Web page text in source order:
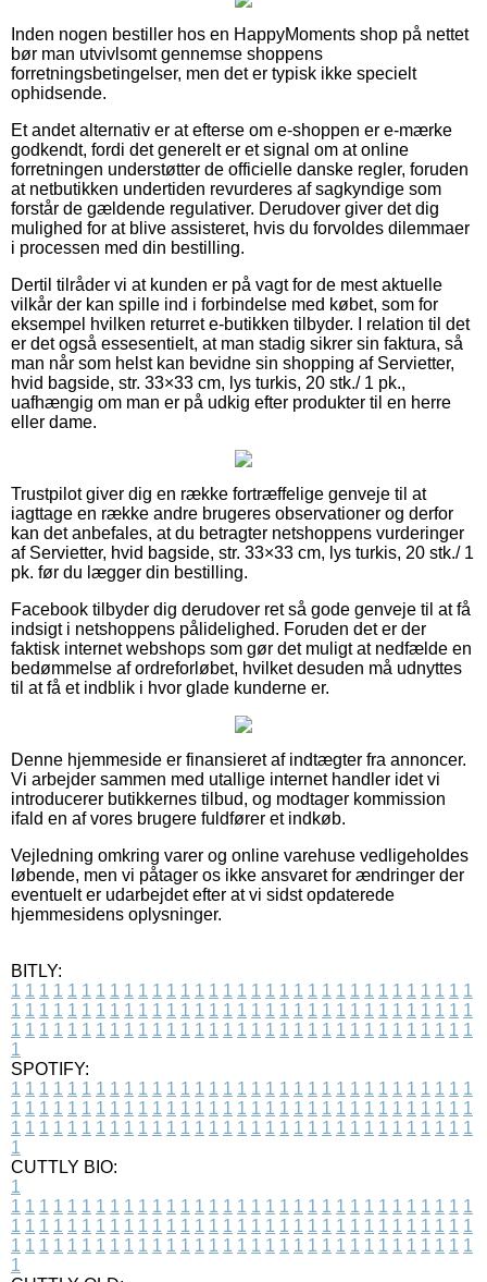
Inden nogen bestiller hos en HappyMoments shop på nettet
bør man utvivlsomt gennemse shoppens
forretningsbetingelser, men det er typisk ikke specielt
ophidsende.
Et andet alternativ er at efterse om e-shoppen er e-mærke
godkendt, fordi det generelt er et signal om at online
forretningen understøtter de officielle danske regler, foruden
at netbutikken undertiden revurderes af sagkyndige som
forstår de gældende regulativer. Derudover giver det dig
mulighed for at blive assisteret, hvis du forvoldes dilemmaer
i processen med din bestilling.
Dertil tilråder vi at kunden er på vagt for de mest aktuelle
vilkår der kan spille ind i forbindelse med købet, som for
eksempel hvilken returret e-butikken tilbyder. I relation til det
er det også essesentielt, at man stadig sikrer sin faktura, så
man når som helst kan bevidne sin shopping af Servietter,
hvid bagside, str. 33×33 cm, lys turkis, 20 stk./ 1 pk.,
uafhængig om man er på udkig efter produkter til en herre
eller dame.
Trustpilot giver dig en række fortræffelige genveje til at
iagttage en række andre brugeres observationer og derfor
kan det anbefales, at du betragter netshoppens vurderinger
af Servietter, hvid bagside, str. 33×33 cm, lys turkis, 20 stk./ 1
pk. før du lægger din bestilling.
Facebook tilbyder dig derudover ret så gode genveje til at få
indsigt i netshoppens pålidelighed. Foruden det er der
faktisk internet webshops som gør det muligt at nedfælde en
bedømmelse af ordreforløbet, hvilket desuden må udnyttes
til at få et indblik i hvor glade kunderne er.
Denne hjemmeside er finansieret af indtægter fra annoncer.
Vi arbejder sammen med utallige internet handler idet vi
introducerer butikkernes tilbud, og modtager kommission
ifald en af vores brugere fuldfører et indkøb.
Vejledning omkring varer og online varehuse vedligeholdes
løbende, men vi påtager os ikke ansvaret for ændringer der
eventuelt er udarbejdet efter at vi sidst opdaterede
hjemmesidens oplysninger.
BITLY:
1 1 1 1 1 1 1 1 1 1 1 1 1 1 1 1 1 1 1 1 1 1 1 1 1 1 1 1 1 1 1 1 1
1 1 1 1 1 1 1 1 1 1 1 1 1 1 1 1 1 1 1 1 1 1 1 1 1 1 1 1 1 1 1 1 1
1 1 1 1 1 1 1 1 1 1 1 1 1 1 1 1 1 1 1 1 1 1 1 1 1 1 1 1 1 1 1 1 1
1
SPOTIFY:
1 1 1 1 1 1 1 1 1 1 1 1 1 1 1 1 1 1 1 1 1 1 1 1 1 1 1 1 1 1 1 1 1
1 1 1 1 1 1 1 1 1 1 1 1 1 1 1 1 1 1 1 1 1 1 1 1 1 1 1 1 1 1 1 1 1
1 1 1 1 1 1 1 1 1 1 1 1 1 1 1 1 1 1 1 1 1 1 1 1 1 1 1 1 1 1 1 1 1
1
CUTTLY BIO:
1
1 1 1 1 1 1 1 1 1 1 1 1 1 1 1 1 1 1 1 1 1 1 1 1 1 1 1 1 1 1 1 1 1
1 1 1 1 1 1 1 1 1 1 1 1 1 1 1 1 1 1 1 1 1 1 1 1 1 1 1 1 1 1 1 1 1
1 1 1 1 1 1 1 1 1 1 1 1 1 1 1 1 1 1 1 1 1 1 1 1 1 1 1 1 1 1 1 1 1
1